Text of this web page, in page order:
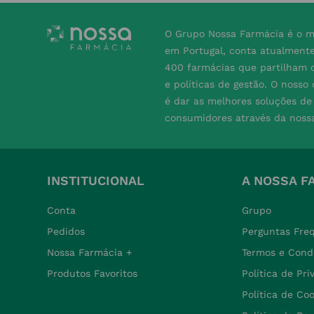
O Grupo Nossa Farmácia é o
em Portugal, conta
400 farmácias que partilham
e políticas de gestão. O
é dar as melhores soluções
consumidores através da
INSTITUCIONAL
Conta
Pedidos
Nossa Farmácia +
Produtos Favoritos
A NOSSA
Grupo
Perguntas
Termos e
Política de
Política de